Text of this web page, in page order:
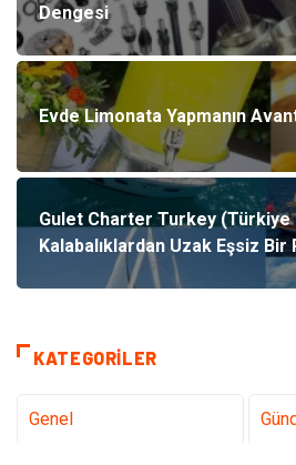
Dengesi
Evde Limonata Yapmanın
Gulet Charter Turkey (Türkiye
Kalabalıklardan Uzak Eşsiz Bir
KATEGORILER
Genel